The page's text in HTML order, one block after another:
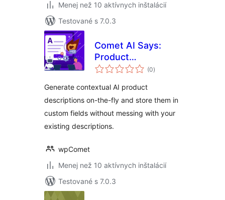
Menej než 10 aktívnych inštalácií
Testované s 7.0.3
Comet AI Says:
Product
Descriptions(0celkové
hodnotenie
)
Generate contextual AI product
descriptions on-the-fly and store them in
custom fields without messing with your
existing descriptions.
wpComet
Menej než 10 aktívnych inštalácií
Testované s 7.0.3